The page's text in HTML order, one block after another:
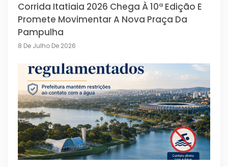
Corrida Itatiaia 2026 Chega À 10ª Edição E
Promete Movimentar A Nova Praça Da
Pampulha
8 De Julho De 2026